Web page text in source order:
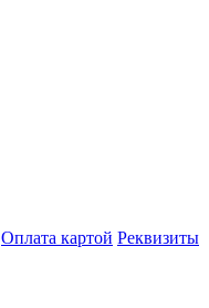
Оплата картой Реквизиты